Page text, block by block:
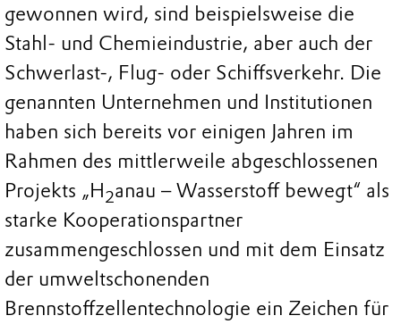
gewonnen wird, sind beispielsweise die
Stahl- und Chemieindustrie, aber auch der
Schwerlast-, Flug- oder Schiffsverkehr. Die
genannten Unternehmen und Institutionen
haben sich bereits vor einigen Jahren im
Rahmen des mittlerweile abgeschlossenen
Projekts „H2anau – Wasserstoff bewegt“ als
starke Kooperationspartner
zusammengeschlossen und mit dem Einsatz
der umweltschonenden
Brennstoffzellentechnologie ein Zeichen für